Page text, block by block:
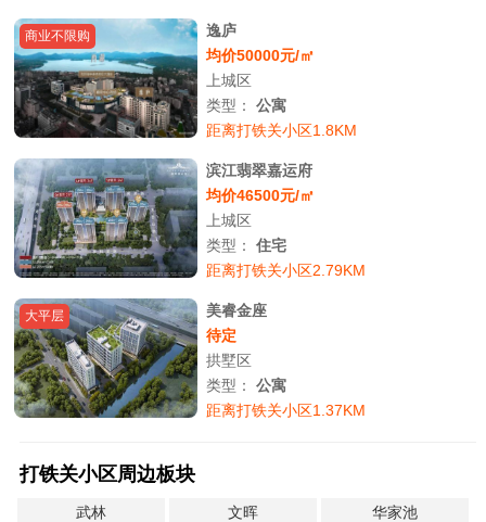
商业不限购
逸庐
均价50000元/㎡
上城区
类型：公寓
距离打铁关小区1.8KM
滨江翡翠嘉运府
均价46500元/㎡
上城区
类型：住宅
距离打铁关小区2.79KM
大平层
美睿金座
待定
拱墅区
类型：公寓
距离打铁关小区1.37KM
打铁关小区周边板块
武林 文晖 华家池